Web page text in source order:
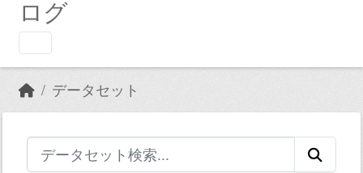
ログ
データセット